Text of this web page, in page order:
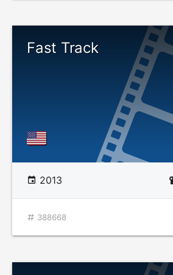
Fast Track
2013
388668